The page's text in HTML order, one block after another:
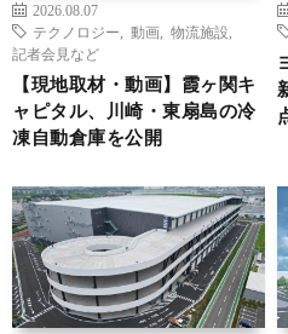
2026.08.07
テクノロジー
動画 物流施設
記者会見など
【現地取材・動画】霞ヶ関キ
ャピタル、川崎・東扇島の冷
凍自動倉庫を公開